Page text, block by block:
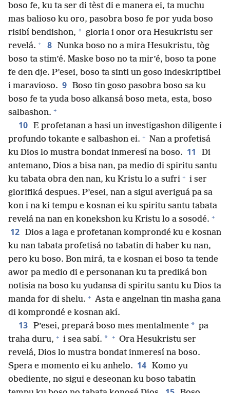
boso fe, ku ta ser di tèst di e manera ei, ta muchu
mas balioso ku oro, pasobra boso fe por yuda boso
risibí bendishon, * gloria i onor ora Hesukristu ser
revelá. + 8 Nunka boso no a mira Hesukristu, tòg
boso ta stim’é. Maske boso no ta mir’é, boso ta pone
fe den dje. P’esei, boso ta sinti un goso indeskriptibel
i maravioso. 9 Boso tin goso pasobra boso sa ku
boso fe ta yuda boso alkansá boso meta, esta, boso
salbashon. +
10 E profetanan a hasi un investigashon diligente i
profundo tokante e salbashon ei. + Nan a profetisá
ku Dios lo mustra bondat inmeresí na boso. 11
Di
antemano, Dios a bisa nan, pa medio di spiritu santu
ku tabata obra den nan, ku Kristu lo a sufri + i ser
glorifiká despues. P’esei, nan a sigui averiguá pa sa
kon i na ki tempu e kosnan ei ku spiritu santu tabata
revelá na nan en konekshon ku Kristu lo a sosodé. +
12 Dios a laga e profetanan komprondé ku e kosnan
ku nan tabata profetisá no tabatin di haber ku nan,
pero ku boso. Bon mirá, ta e kosnan ei boso ta tende
awor pa medio di e personanan ku ta prediká bon
notisia na boso ku yudansa di spiritu santu ku Dios ta
manda for di shelu. + Asta e angelnan tin masha gana
di komprondé e kosnan akí.
13 P’esei, prepará boso mes mentalmente * pa
traha duru, + i sea sabí. * + Ora Hesukristu ser
revelá, Dios lo mustra bondat inmeresí na boso.
Spera e momento ei ku anhelo. 14 Komo yu
obediente, no sigui e deseonan ku boso tabatin